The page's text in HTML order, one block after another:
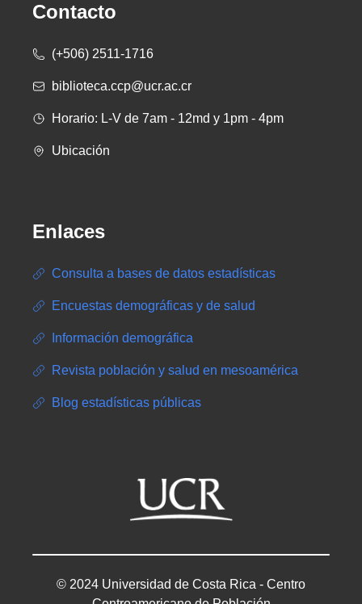
Contacto
(+506) 2511-1716
biblioteca.ccp@ucr.ac.cr
Horario: L-V de 7am - 12md y 1pm - 4pm
Ubicación
Enlaces
Consulta a bases de datos estadísticas
Encuestas demográficas y de salud
Información demográfica
Revista población y salud en mesoamérica
Blog estadísticas públicas
© 2024 Universidad de Costa Rica - Centro